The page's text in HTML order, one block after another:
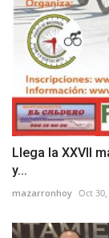
Llega la XXVII
y...
mazarronhoy Oct